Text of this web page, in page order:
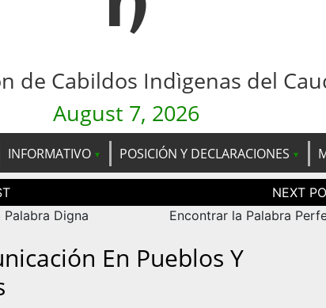
de Cabildos Indìgenas del
August 7, 2026
INFORMATIVO POSICIÓN Y DECLARACIONES
Digna Encontrar la Palabra
En Pueblos Y